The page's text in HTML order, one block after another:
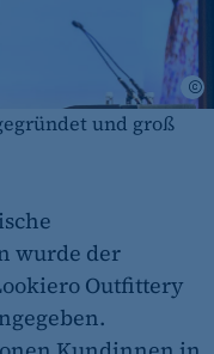
und groß
wurde der
Outfittery